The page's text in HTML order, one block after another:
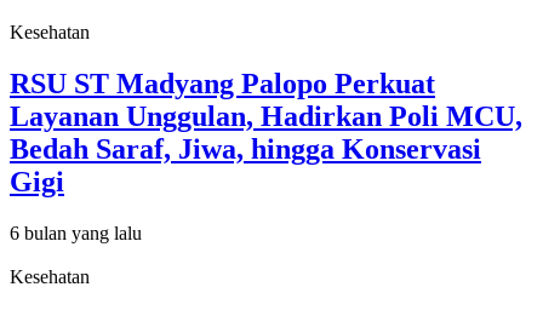
Kesehatan
RSU ST Madyang Palopo Perkuat
Layanan Unggulan, Hadirkan Poli MCU,
Bedah Saraf, Jiwa, hingga Konservasi
Gigi
6 bulan yang lalu
Kesehatan